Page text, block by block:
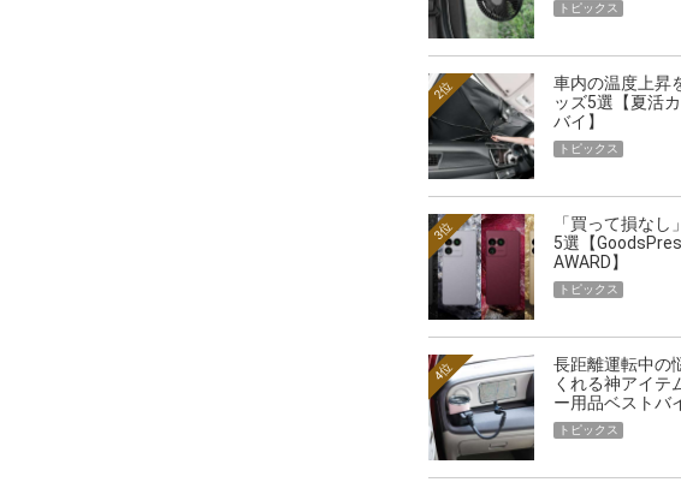
トピックス
車内の温度上昇
ッズ5選【夏活
バイ】
2位
トピックス
「買って損な
5選【
AWARD】
3位
トピックス
長距離運転中の
くれる神アイテ
ー用品ベストバ
4位
トピックス